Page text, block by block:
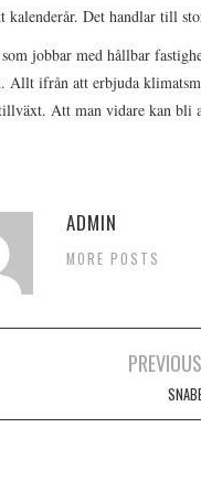
kalenderår. Det handlar till
jobbar med hållbar
Allt ifrån att erbjuda
Att man vidare kan bli
ADMIN
MORE POSTS